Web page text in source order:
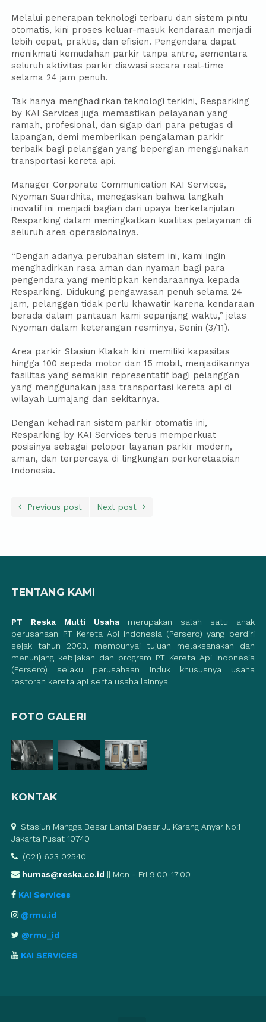
Melalui penerapan teknologi terbaru dan sistem pintu
otomatis, kini proses keluar-masuk kendaraan menjadi
lebih cepat, praktis, dan efisien. Pengendara dapat
menikmati kemudahan parkir tanpa antre, sementara
seluruh aktivitas parkir diawasi secara real-time
selama 24 jam penuh.
Tak hanya menghadirkan teknologi terkini, Resparking
by KAI Services juga memastikan pelayanan yang
ramah, profesional, dan sigap dari para petugas di
lapangan, demi memberikan pengalaman parkir
terbaik bagi pelanggan yang bepergian menggunakan
transportasi kereta api.
Manager Corporate Communication KAI Services,
Nyoman Suardhita, menegaskan bahwa langkah
inovatif ini menjadi bagian dari upaya berkelanjutan
Resparking dalam meningkatkan kualitas pelayanan di
seluruh area operasionalnya.
“Dengan adanya perubahan sistem ini, kami ingin
menghadirkan rasa aman dan nyaman bagi para
pengendara yang menitipkan kendaraannya kepada
Resparking. Didukung pengawasan penuh selama 24
jam, pelanggan tidak perlu khawatir karena kendaraan
berada dalam pantauan kami sepanjang waktu,” jelas
Nyoman dalam keterangan resminya, Senin (3/11).
Area parkir Stasiun Klakah kini memiliki kapasitas
hingga 100 sepeda motor dan 15 mobil, menjadikannya
fasilitas yang semakin representatif bagi pelanggan
yang menggunakan jasa transportasi kereta api di
wilayah Lumajang dan sekitarnya.
Dengan kehadiran sistem parkir otomatis ini,
Resparking by KAI Services terus memperkuat
posisinya sebagai pelopor layanan parkir modern,
aman, dan terpercaya di lingkungan perkeretaapian
Indonesia.
Previous post Next post
TENTANG KAMI
PT Reska Multi Usaha merupakan salah satu anak
perusahaan PT Kereta Api Indonesia (Persero) yang berdiri
sejak tahun 2003, mempunyai tujuan melaksanakan dan
menunjang kebijakan dan program PT Kereta Api Indonesia
(Persero) selaku perusahaan induk khususnya usaha
restoran kereta api serta usaha lainnya.
FOTO GALERI
KONTAK
Stasiun Mangga Besar Lantai Dasar Jl. Karang Anyar No.1
Jakarta Pusat 10740
(021) 623 02540
humas@reska.co.id || Mon - Fri 9.00-17.00
KAI Services
@rmu.id
@rmu_id
KAI SERVICES